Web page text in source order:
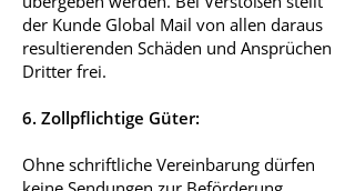
der Kunde Global Mail von allen daraus
resultierenden Schäden und Ansprüchen
Dritter frei.
6. Zollpflichtige Güter:
Ohne schriftliche Vereinbarung dürfen